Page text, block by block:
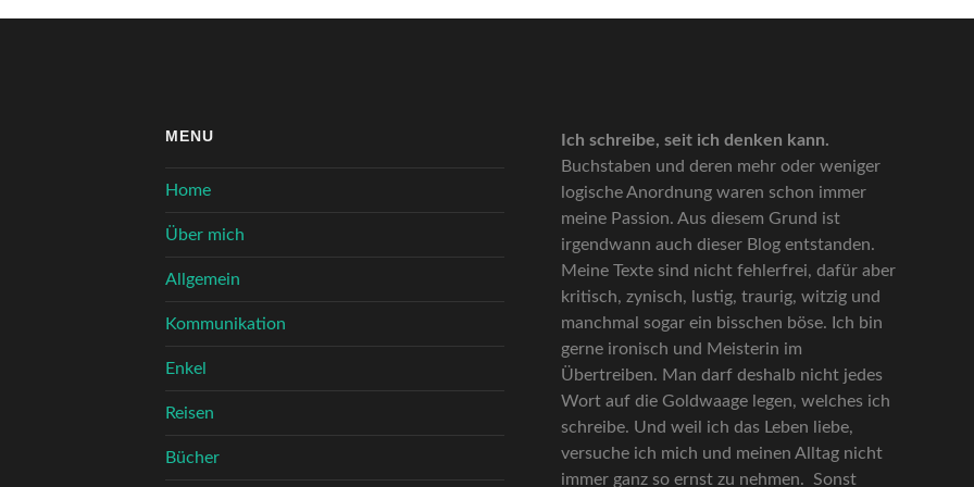
MENU
Home
Über mich
Allgemein
Kommunikation
Enkel
Reisen
Bücher
Ich schreibe, seit ich denken kann.
Buchstaben und deren mehr oder weniger
logische Anordnung waren schon immer
meine Passion. Aus diesem Grund ist
irgendwann auch dieser Blog entstanden.
Meine Texte sind nicht fehlerfrei, dafür aber
kritisch, zynisch, lustig, traurig, witzig und
manchmal sogar ein bisschen böse. Ich bin
gerne ironisch und Meisterin im
Übertreiben. Man darf deshalb nicht jedes
Wort auf die Goldwaage legen, welches ich
schreibe. Und weil ich das Leben liebe,
versuche ich mich und meinen Alltag nicht
immer ganz so ernst zu nehmen. Sonst